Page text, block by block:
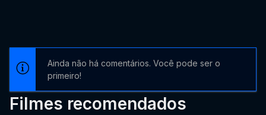
Ainda não há comentários. Você pode ser o
primeiro!
Filmes recomendados